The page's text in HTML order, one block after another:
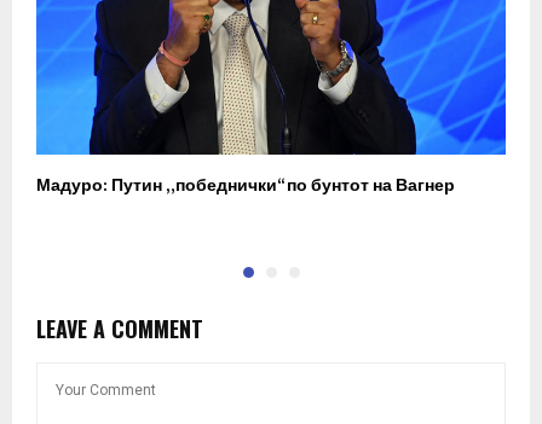
Мадуро: Путин „победнички“ по бунтот на Вагнер
LEAVE A COMMENT